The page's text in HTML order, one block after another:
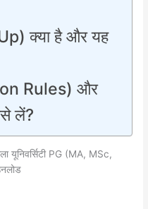
क्या है और यह
Rules) और
लें?
यूनिवर्सिटी PG (MA, MSc,